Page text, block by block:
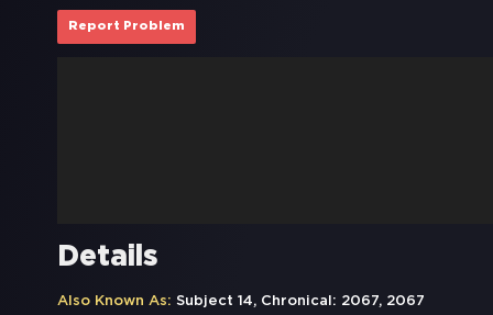
Report Problem
Details
Also Known As: Subject 14, Chronical: 2067, 2067